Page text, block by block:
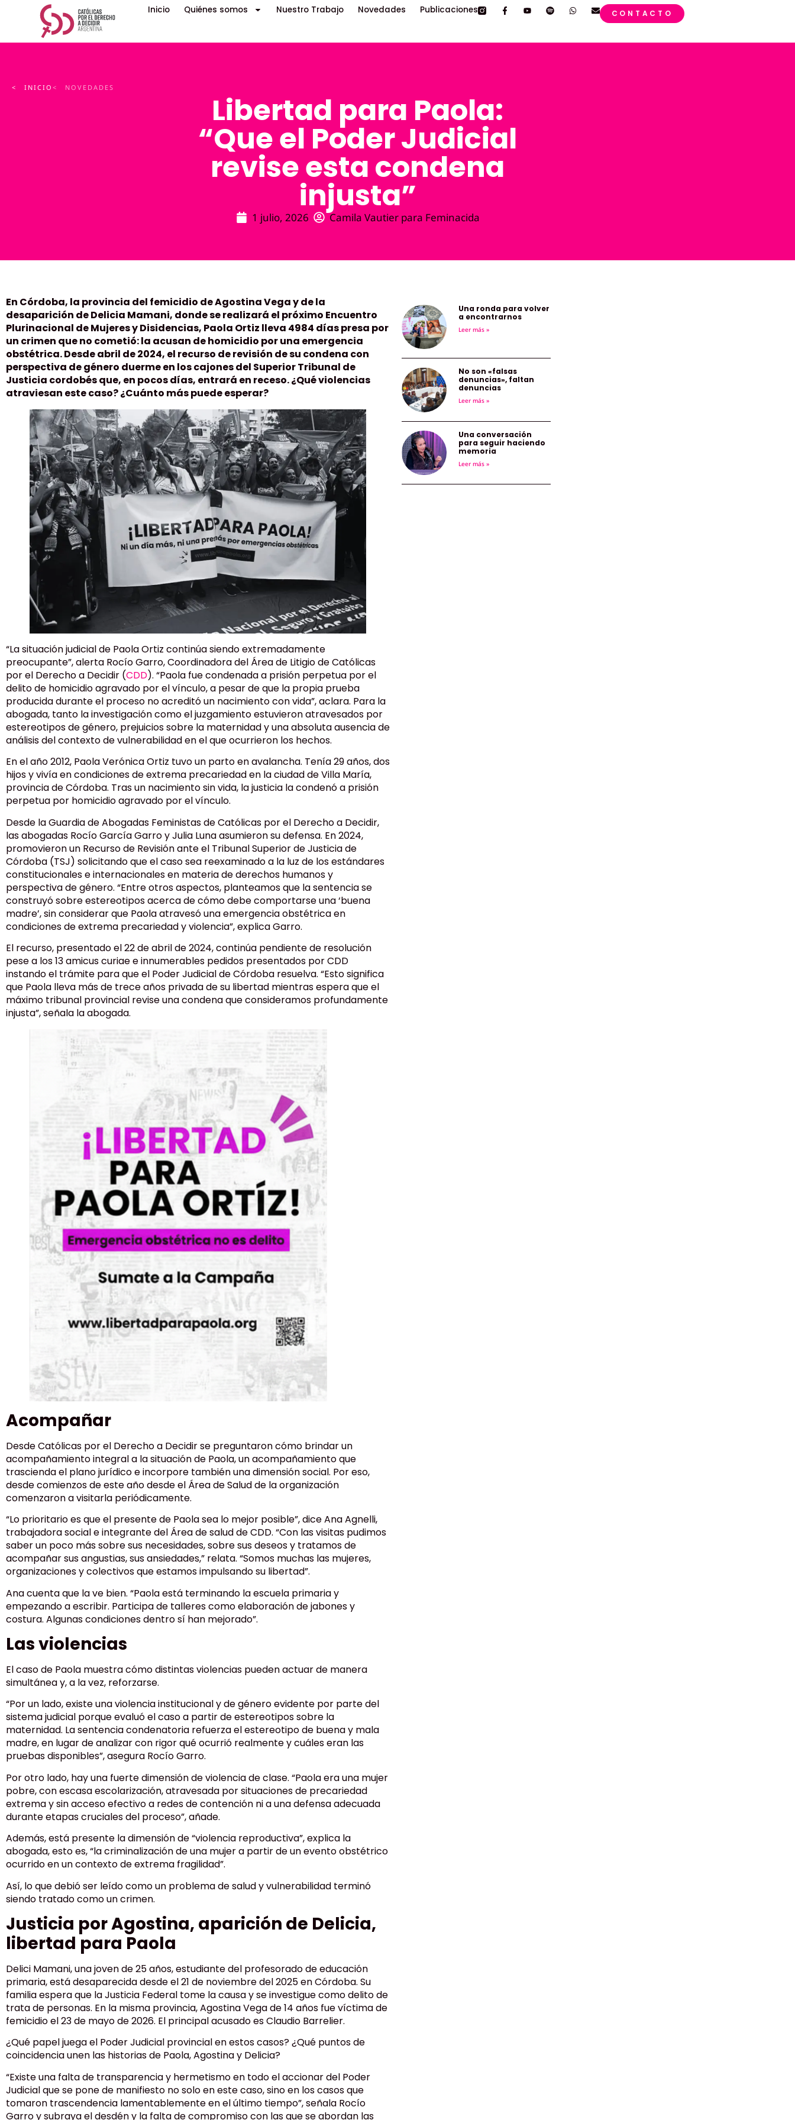
Inicio Quiénes somos Nuestro Trabajo Novedades Publicaciones CONTACTO
< INICIO < NOVEDADES
Libertad para Paola:
“Que el Poder Judicial
revise esta condena
injusta”
1 julio, 2026 Camila Vautier para Feminacida
En Córdoba, la provincia del femicidio de Agostina Vega y de la
desaparición de Delicia Mamani, donde se realizará el próximo Encuentro
Plurinacional de Mujeres y Disidencias, Paola Ortiz lleva 4984 días presa por
un crimen que no cometió: la acusan de homicidio por una emergencia
obstétrica. Desde abril de 2024, el recurso de revisión de su condena con
perspectiva de género duerme en los cajones del Superior Tribunal de
Justicia cordobés que, en pocos días, entrará en receso. ¿Qué violencias
atraviesan este caso? ¿Cuánto más puede esperar?
“La situación judicial de Paola Ortiz continúa siendo extremadamente
preocupante”, alerta Rocío Garro, Coordinadora del Área de Litigio de Católicas
por el Derecho a Decidir (CDD). “Paola fue condenada a prisión perpetua por el
delito de homicidio agravado por el vínculo, a pesar de que la propia prueba
producida durante el proceso no acreditó un nacimiento con vida”, aclara. Para la
abogada, tanto la investigación como el juzgamiento estuvieron atravesados por
estereotipos de género, prejuicios sobre la maternidad y una absoluta ausencia de
análisis del contexto de vulnerabilidad en el que ocurrieron los hechos.
En el año 2012, Paola Verónica Ortiz tuvo un parto en avalancha. Tenía 29 años, dos
hijos y vivía en condiciones de extrema precariedad en la ciudad de Villa María,
provincia de Córdoba. Tras un nacimiento sin vida, la justicia la condenó a prisión
perpetua por homicidio agravado por el vínculo.
Desde la Guardia de Abogadas Feministas de Católicas por el Derecho a Decidir,
las abogadas Rocío García Garro y Julia Luna asumieron su defensa. En 2024,
promovieron un Recurso de Revisión ante el Tribunal Superior de Justicia de
Córdoba (TSJ) solicitando que el caso sea reexaminado a la luz de los estándares
constitucionales e internacionales en materia de derechos humanos y
perspectiva de género. “Entre otros aspectos, planteamos que la sentencia se
construyó sobre estereotipos acerca de cómo debe comportarse una ‘buena
madre’, sin considerar que Paola atravesó una emergencia obstétrica en
condiciones de extrema precariedad y violencia”, explica Garro.
El recurso, presentado el 22 de abril de 2024, continúa pendiente de resolución
pese a los 13 amicus curiae e innumerables pedidos presentados por CDD
instando el trámite para que el Poder Judicial de Córdoba resuelva. “Esto significa
que Paola lleva más de trece años privada de su libertad mientras espera que el
máximo tribunal provincial revise una condena que consideramos profundamente
injusta”, señala la abogada.
Acompañar
Desde Católicas por el Derecho a Decidir se preguntaron cómo brindar un
acompañamiento integral a la situación de Paola, un acompañamiento que
trascienda el plano jurídico e incorpore también una dimensión social. Por eso,
desde comienzos de este año desde el Área de Salud de la organización
comenzaron a visitarla periódicamente.
“Lo prioritario es que el presente de Paola sea lo mejor posible”, dice Ana Agnelli,
trabajadora social e integrante del Área de salud de CDD. “Con las visitas pudimos
saber un poco más sobre sus necesidades, sobre sus deseos y tratamos de
acompañar sus angustias, sus ansiedades,” relata. “Somos muchas las mujeres,
organizaciones y colectivos que estamos impulsando su libertad”.
Ana cuenta que la ve bien. “Paola está terminando la escuela primaria y
empezando a escribir. Participa de talleres como elaboración de jabones y
costura. Algunas condiciones dentro sí han mejorado”.
Las violencias
El caso de Paola muestra cómo distintas violencias pueden actuar de manera
simultánea y, a la vez, reforzarse.
“Por un lado, existe una violencia institucional y de género evidente por parte del
sistema judicial porque evaluó el caso a partir de estereotipos sobre la
maternidad. La sentencia condenatoria refuerza el estereotipo de buena y mala
madre, en lugar de analizar con rigor qué ocurrió realmente y cuáles eran las
pruebas disponibles”, asegura Rocío Garro.
Por otro lado, hay una fuerte dimensión de violencia de clase. “Paola era una mujer
pobre, con escasa escolarización, atravesada por situaciones de precariedad
extrema y sin acceso efectivo a redes de contención ni a una defensa adecuada
durante etapas cruciales del proceso”, añade.
Además, está presente la dimensión de “violencia reproductiva”, explica la
abogada, esto es, “la criminalización de una mujer a partir de un evento obstétrico
ocurrido en un contexto de extrema fragilidad”.
Así, lo que debió ser leído como un problema de salud y vulnerabilidad terminó
siendo tratado como un crimen.
Justicia por Agostina, aparición de Delicia,
libertad para Paola
Delici Mamani, una joven de 25 años, estudiante del profesorado de educación
primaria, está desaparecida desde el 21 de noviembre del 2025 en Córdoba. Su
familia espera que la Justicia Federal tome la causa y se investigue como delito de
trata de personas. En la misma provincia, Agostina Vega de 14 años fue víctima de
femicidio el 23 de mayo de 2026. El principal acusado es Claudio Barrelier.
¿Qué papel juega el Poder Judicial provincial en estos casos? ¿Qué puntos de
coincidencia unen las historias de Paola, Agostina y Delicia?
“Existe una falta de transparencia y hermetismo en todo el accionar del Poder
Judicial que se pone de manifiesto no solo en este caso, sino en los casos que
tomaron trascendencia lamentablemente en el último tiempo”, señala Rocío
Garro y subraya el desdén y la falta de compromiso con las que se abordan las
Una ronda para volver
a encontrarnos
Leer más »
No son «falsas
denuncias», faltan
denuncias
Leer más »
Una conversación
para seguir haciendo
memoria
Leer más »